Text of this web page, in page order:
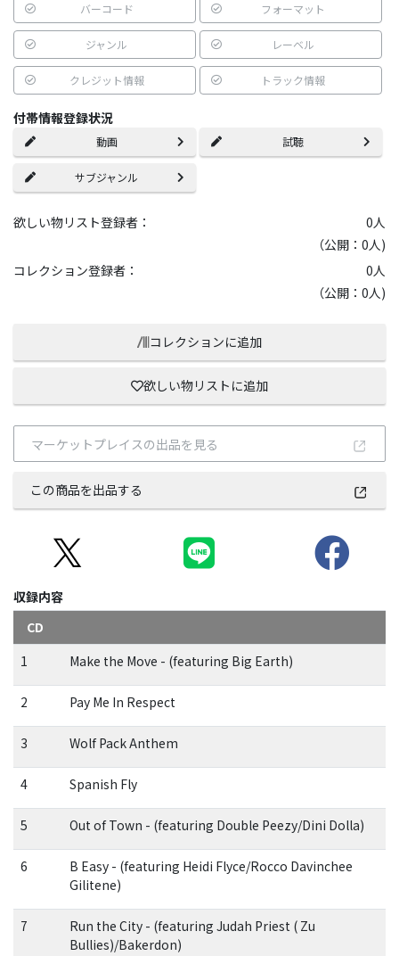
バーコード フォーマット
ジャンル レーベル
クレジット情報 トラック情報
付帯情報登録状況
動画 試聴
サブジャンル
欲しい物リスト登録者： 0人
（公開：0人)
コレクション登録者：
0人
（公開：0人)
コレクションに追加
欲しい物リストに追加
マーケットプレイスの出品を見る
この商品を出品する
収録内容
CD
1
Make the Move - (featuring Big Earth)
2 Pay Me In Respect
3 Wolf Pack Anthem
4 Spanish Fly
5 Out of Town - (featuring Double Peezy/Dini Dolla)
6
B Easy - (featuring Heidi Flyce/Rocco Davinchee
Gilitene)
7
Run the City - (featuring Judah Priest ( Zu
Bullies)/Bakerdon)